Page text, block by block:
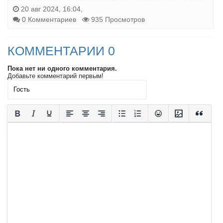
20 авг 2024, 16:04,
0 Комментариев
935 Просмотров
КОММЕНТАРИИ 0
Пока нет ни одного комментария.
Добавьте комментарий первым!